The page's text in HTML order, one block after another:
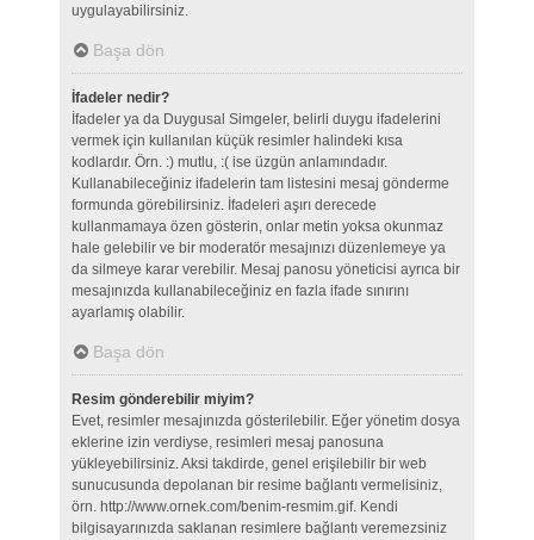
uygulayabilirsiniz.
Başa dön
İfadeler nedir?
İfadeler ya da Duygusal Simgeler, belirli duygu ifadelerini
vermek için kullanılan küçük resimler halindeki kısa
kodlardır. Örn. :) mutlu, :( ise üzgün anlamındadır.
Kullanabileceğiniz ifadelerin tam listesini mesaj gönderme
formunda görebilirsiniz. İfadeleri aşırı derecede
kullanmamaya özen gösterin, onlar metin yoksa okunmaz
hale gelebilir ve bir moderatör mesajınızı düzenlemeye ya
da silmeye karar verebilir. Mesaj panosu yöneticisi ayrıca bir
mesajınızda kullanabileceğiniz en fazla ifade sınırını
ayarlamış olabilir.
Başa dön
Resim gönderebilir miyim?
Evet, resimler mesajınızda gösterilebilir. Eğer yönetim dosya
eklerine izin verdiyse, resimleri mesaj panosuna
yükleyebilirsiniz. Aksi takdirde, genel erişilebilir bir web
sunucusunda depolanan bir resime bağlantı vermelisiniz,
örn. http://www.ornek.com/benim-resmim.gif. Kendi
bilgisayarınızda saklanan resimlere bağlantı veremezsiniz